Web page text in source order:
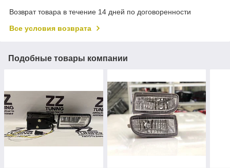
Возврат товара в течение 14 дней по договоренности
Все условия возврата
Подобные товары компании